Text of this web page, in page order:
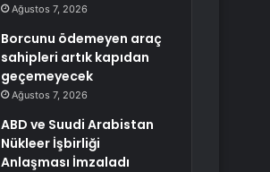
Ağustos 7, 2026
Borcunu ödemeyen araç
sahipleri artık kapıdan
geçemeyecek
Ağustos 7, 2026
ABD ve Suudi Arabistan
Nükleer İşbirliği
Anlaşması İmzaladı